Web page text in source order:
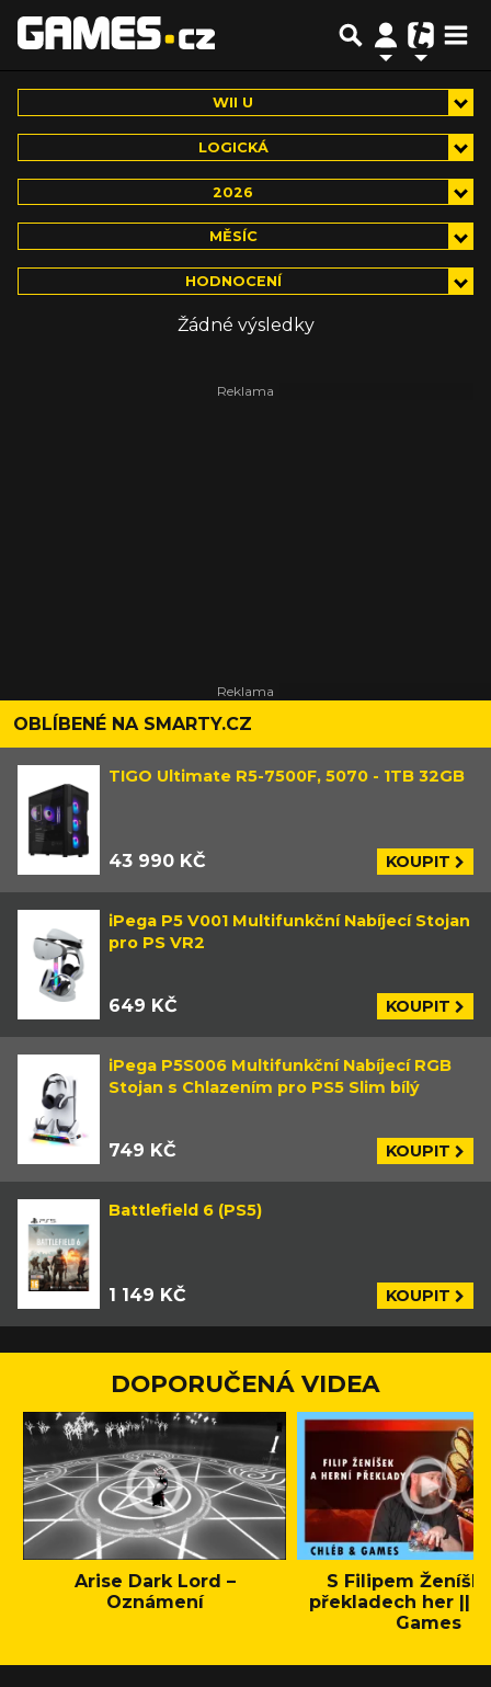
WII U
LOGICKÁ
2026
MĚSÍC
HODNOCENÍ
Žádné výsledky
OBLÍBENÉ NA SMARTY.CZ
TIGO Ultimate R5-7500F, 5070 - 1TB 32GB
43 990 KČ KOUPIT
iPega P5 V001 Multifunkční Nabíjecí Stojan
pro PS VR2
649 KČ KOUPIT
iPega P5S006 Multifunkční Nabíjecí RGB
Stojan s Chlazením pro PS5 Slim bílý
749 KČ KOUPIT
Battlefield 6 (PS5)
1 149 KČ KOUPIT
DOPORUČENÁ VIDEA
Arise Dark Lord –
Oznámení
S Filipem
překladech her ||
Games